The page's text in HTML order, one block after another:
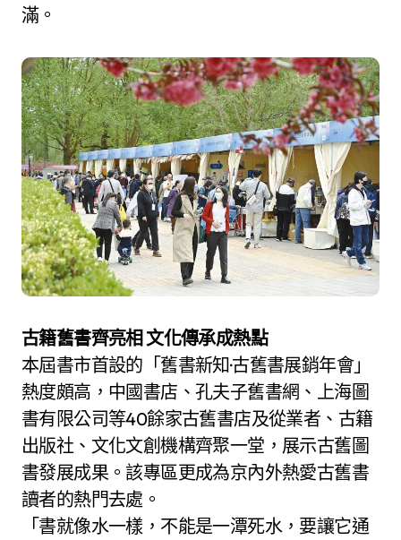
滿。
古籍舊書齊亮相 文化傳承成熱點
本屆書市首設的「舊書新知·古舊書展銷年會」
熱度頗高，中國書店、孔夫子舊書網、上海圖
書有限公司等40餘家古舊書店及從業者、古籍
出版社、文化文創機構齊聚一堂，展示古舊圖
書發展成果。該專區更成為京內外熱愛古舊書
讀者的熱門去處。
「書就像水一樣，不能是一潭死水，要讓它通